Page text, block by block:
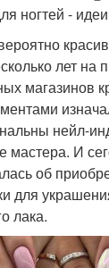
ногтей -
лет на
магазинов
нейл-
мастера. И
об
для
лака.